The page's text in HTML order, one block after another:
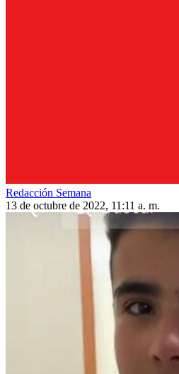
Redacción Semana
13 de octubre de 2022, 11:11 a. m.